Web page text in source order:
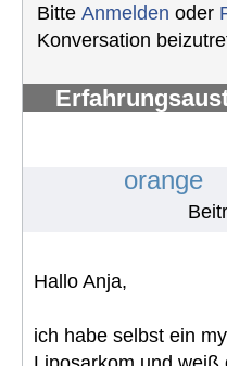
Bitte Anmelden oder
Konversation
orange
Hallo Anja,
ich habe selbst ein